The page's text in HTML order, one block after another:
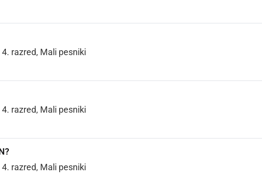
razred, Mali pesniki
razred, Mali pesniki
razred, Mali pesniki